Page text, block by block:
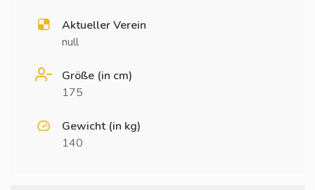
Aktueller Verein
null
Größe (in cm)
175
Gewicht (in kg)
140